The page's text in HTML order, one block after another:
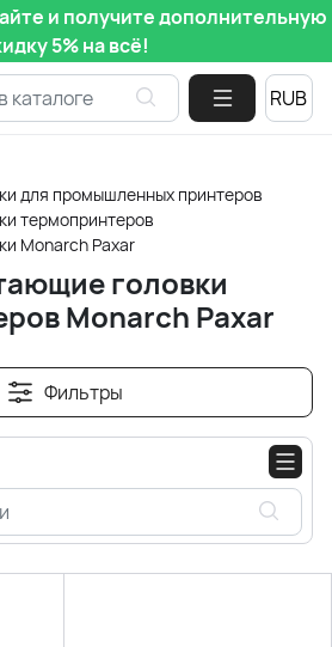
и получите дополнительную
5% на всё!
для промышленных принтеров
термопринтеров
Monarch Paxar
головки
Monarch Paxar
Фильтры